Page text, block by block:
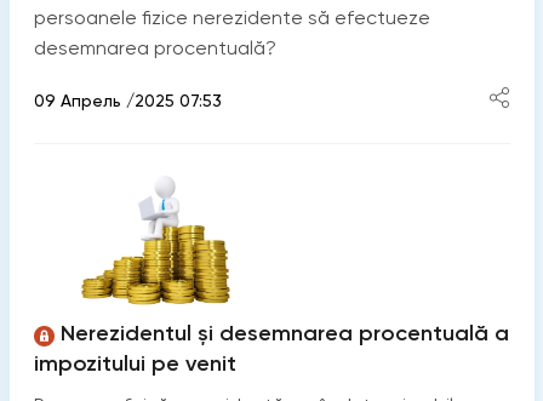
persoanele fizice nerezidente să efectueze
desemnarea procentuală?
09 Апрель /2025 07:53
Nerezidentul și desemnarea procentuală a
impozitului pe venit